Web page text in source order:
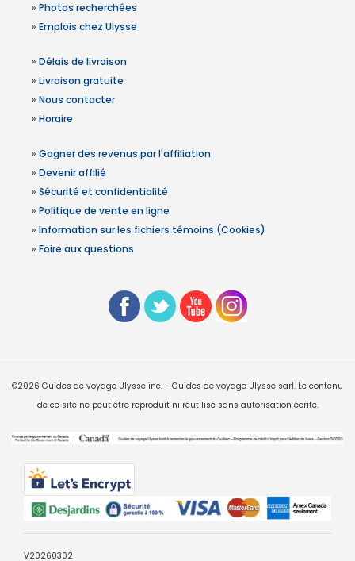
» Photos recherchées
» Emplois chez Ulysse
» Délais de livraison
» Livraison gratuite
» Nous contacter
» Horaire
» Gagner des revenus par l'affiliation
» Devenir affilié
» Sécurité et confidentialité
» Politique de vente en ligne
» Information sur les fichiers témoins (Cookies)
» Foire aux questions
©2026 Guides de voyage Ulysse inc. - Guides de voyage Ulysse sarl. Le contenu
de ce site ne peut être reproduit ni réutilisé sans autorisation écrite.
V20260302